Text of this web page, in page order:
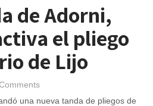
de Adorni,
el pliego
de Lijo
una nueva tanda de pliegos de